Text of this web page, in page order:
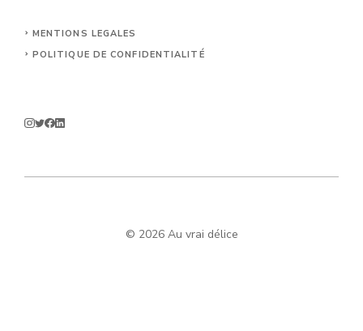
MENTIONS LEGALES
POLITIQUE DE CONFIDENTIALITÉ
© 2026 Au vrai délice